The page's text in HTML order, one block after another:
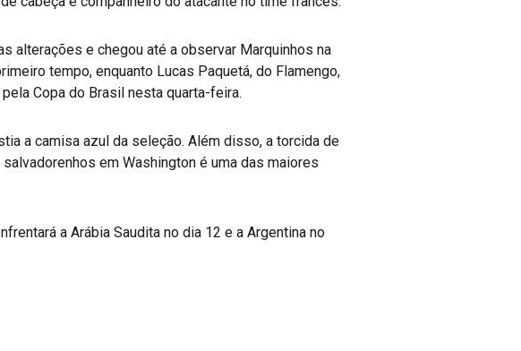
alterações e chegou até a observar Marquinhos na
tempo, enquanto Lucas Paquetá, do Flamengo,
Copa do Brasil nesta quarta-feira.
a camisa azul da seleção. Além disso, a torcida de
em Washington é uma das maiores
a Arábia Saudita no dia 12 e a Argentina no